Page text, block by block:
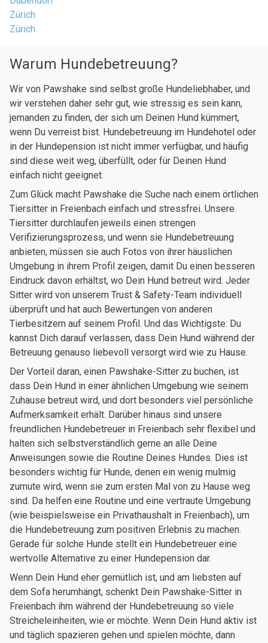
Zürich
Zürich
Warum Hundebetreuung?
Wir von Pawshake sind selbst große Hundeliebhaber, und
wir verstehen daher sehr gut, wie stressig es sein kann,
jemanden zu finden, der sich um Deinen Hund kümmert,
wenn Du verreist bist. Hundebetreuung im Hundehotel oder
in der Hundepension ist nicht immer verfügbar, und häufig
sind diese weit weg, überfüllt, oder für Deinen Hund
einfach nicht geeignet.
Zum Glück macht Pawshake die Suche nach einem örtlichen
Tiersitter in Freienbach einfach und stressfrei. Unsere
Tiersitter durchlaufen jeweils einen strengen
Verifizierungsprozess, und wenn sie Hundebetreuung
anbieten, müssen sie auch Fotos von ihrer häuslichen
Umgebung in ihrem Profil zeigen, damit Du einen besseren
Eindruck davon erhältst, wo Dein Hund betreut wird. Jeder
Sitter wird von unserem Trust & Safety-Team individuell
überprüft und hat auch Bewertungen von anderen
Tierbesitzern auf seinem Profil. Und das Wichtigste: Du
kannst Dich darauf verlassen, dass Dein Hund während der
Betreuung genauso liebevoll versorgt wird wie zu Hause.
Der Vorteil daran, einen Pawshake-Sitter zu buchen, ist
dass Dein Hund in einer ähnlichen Umgebung wie seinem
Zuhause betreut wird, und dort besonders viel persönliche
Aufmerksamkeit erhält. Darüber hinaus sind unsere
freundlichen Hundebetreuer in Freienbach sehr flexibel und
halten sich selbstverständlich gerne an alle Deine
Anweisungen sowie die Routine Deines Hundes. Dies ist
besonders wichtig für Hunde, denen ein wenig mulmig
zumute wird, wenn sie zum ersten Mal von zu Hause weg
sind. Da helfen eine Routine und eine vertraute Umgebung
(wie beispielsweise ein Privathaushalt in Freienbach), um
die Hundebetreuung zum positiven Erlebnis zu machen.
Gerade für solche Hunde stellt ein Hundebetreuer eine
wertvolle Alternative zu einer Hundepension dar.
Wenn Dein Hund eher gemütlich ist, und am liebsten auf
dem Sofa herumhängt, schenkt Dein Pawshake-Sitter in
Freienbach ihm während der Hundebetreuung so viele
Streicheleinheiten, wie er möchte. Wenn Dein Hund aktiv ist
und täglich spazieren gehen und spielen möchte, dann